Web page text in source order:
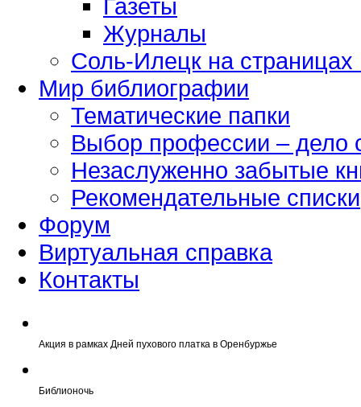
Газеты
Журналы
Соль-Илецк на
Мир библиографии
Тематические папки
Выбор профессии – дело
Незаслуженно забытые
Рекомендательные списки
Форум
Виртуальная справка
Контакты
Акция в рамках Дней пухового платка в Оренбуржье
Библионочь